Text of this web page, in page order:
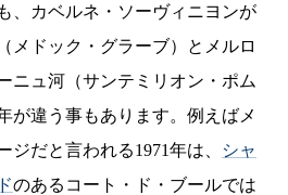
、カベルネ・ソーヴィニヨンが
メドック・グラーブ）とメルロ
ニュ河（サンテミリオン・ポム
が違う事もあります。例えばメ
ジだと言われる1971年は、
シャ
のあるコート・ド・ブールでは